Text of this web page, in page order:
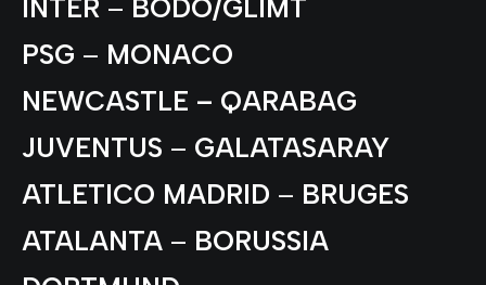
INTER – BODO/GLIMT
PSG – MONACO
NEWCASTLE – QARABAG
JUVENTUS – GALATASARAY
ATLETICO MADRID – BRUGES
ATALANTA – BORUSSIA